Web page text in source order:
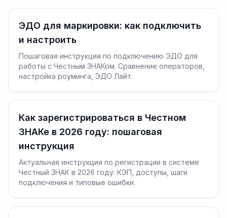
ЭДО для маркировки: как подключить
и настроить
Пошаговая инструкция по подключению ЭДО для
работы с Честным ЗНАКом. Сравнение операторов,
настройка роуминга, ЭДО Лайт.
Как зарегистрироваться в Честном
ЗНАКе в 2026 году: пошаговая
инструкция
Актуальная инструкция по регистрации в системе
Честный ЗНАК в 2026 году: КЭП, доступы, шаги
подключения и типовые ошибки.